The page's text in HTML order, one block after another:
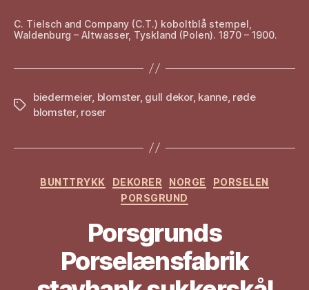
C. Tielsch and Company (C.T.) koboltblå stempel,
Waldenburg – Altwasser, Tyskland (Polen). 1870 – 1900.
Stikkord
biedermeier, blomster, gull dekor, kanne, røde
blomster, roser
Kategorier
BUNTTRYKK DEKORER NORGE
PORSELEN
PORSGRUND
Porsgrunds
Porselænsfabrik